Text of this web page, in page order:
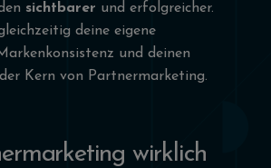
sichtbarer und erfolgreicher.
deine eigene
und deinen
Kern von Partnermarketing.
wirklich